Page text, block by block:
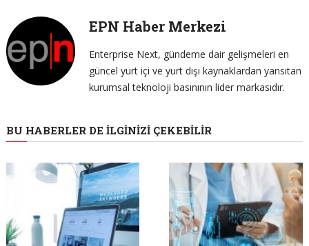
EPN Haber Merkezi
Enterprise Next, gündeme dair gelişmeleri en
güncel yurt içi ve yurt dışı kaynaklardan yansıtan
kurumsal teknoloji basınının lider markasıdır.
BU HABERLER DE İLGINIZI ÇEKEBILIR